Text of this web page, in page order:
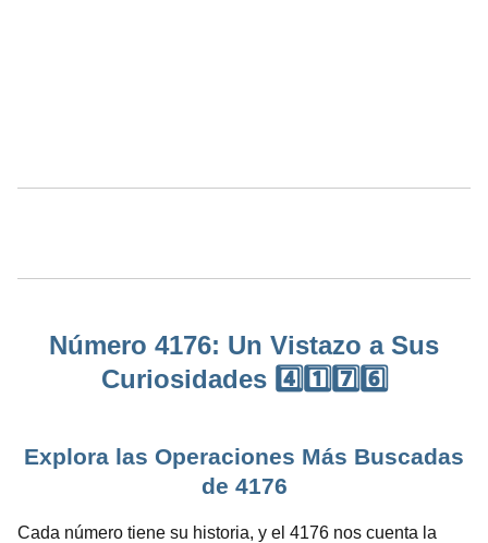
Número 4176: Un Vistazo a Sus
Curiosidades 4️⃣1️⃣7️⃣6️⃣
Explora las Operaciones Más Buscadas
de 4176
Cada número tiene su historia, y el 4176 nos cuenta la